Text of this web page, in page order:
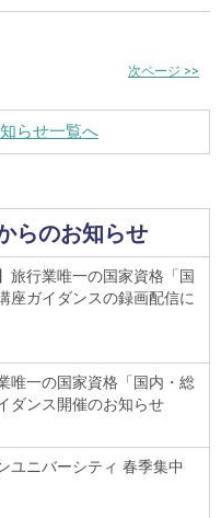
次ページ >>
らせ一覧へ
らのお知らせ
旅行業唯一の国家資格「国
座ガイダンスの録画配信に
唯一の国家資格「国内・総
ダンス開催のお知らせ
ユニバーシティ 春季集中